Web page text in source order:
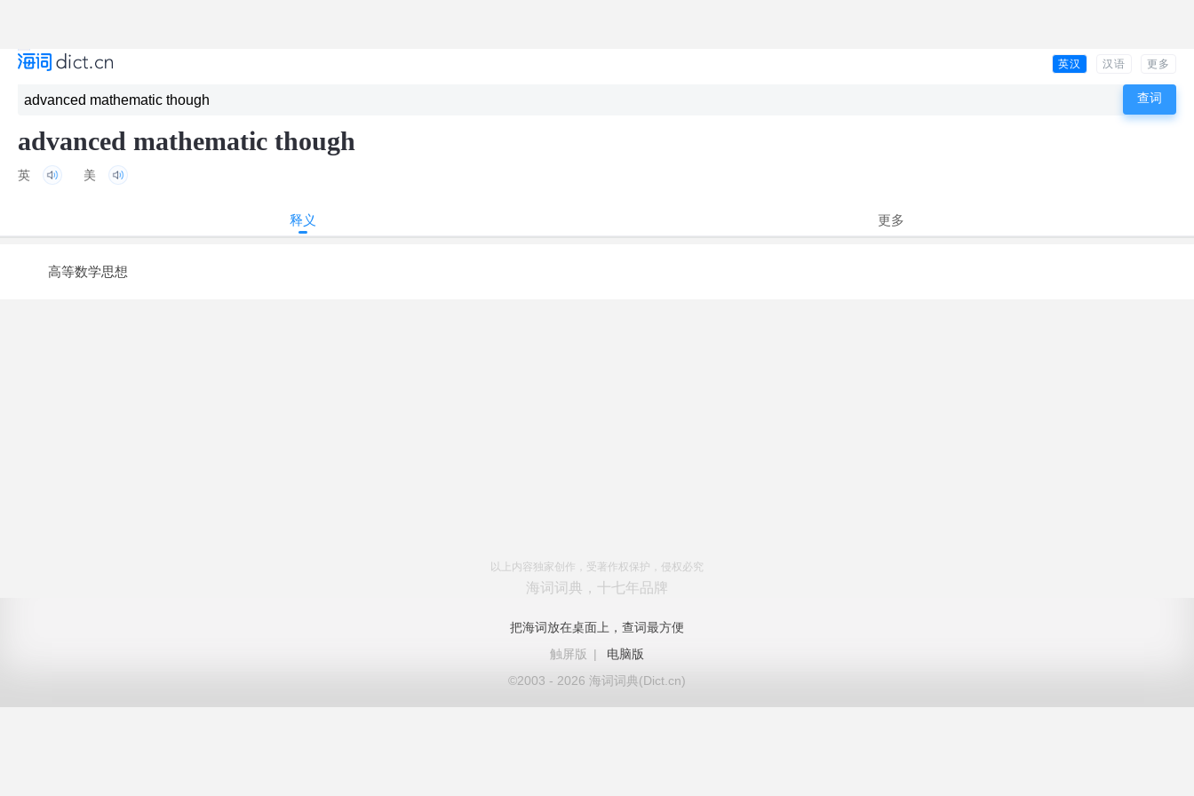
英汉 汉语 更多
advanced mathematic though
英 美
释义 更多
高等数学思想
以上内容独家创作，受著作权保护，侵权必究
海词词典，十七年品牌
把海词放在桌面上，查词最方便
触屏版
|
电脑版
©2003 - 2026 海词词典(Dict.cn)